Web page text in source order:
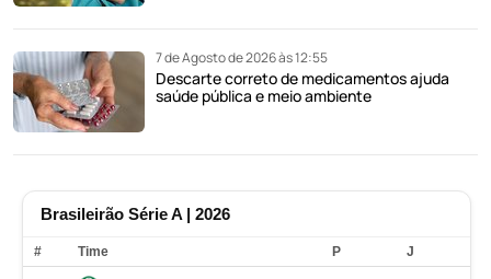
7 de Agosto de 2026 às 12:55
Descarte correto de medicamentos ajuda
saúde pública e meio ambiente